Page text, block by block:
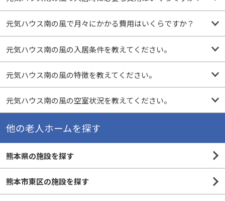
元気ハウス南の風で月々にかかる費用はいくらですか？
元気ハウス南の風の入居条件を教えてください。
元気ハウス南の風の特徴を教えてください。
元気ハウス南の風の空室状況を教えてください。
他の老人ホームを探す
熊本県の施設を探す
熊本市東区の施設を探す